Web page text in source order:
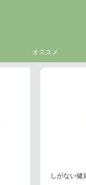
オススメ
しがない健